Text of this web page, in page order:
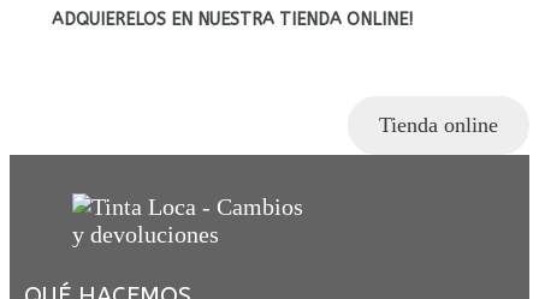
ADQUIERELOS EN NUESTRA TIENDA ONLINE!
Tienda online